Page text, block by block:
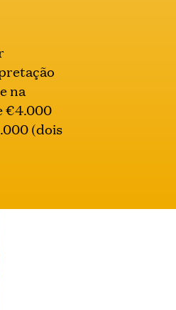
na
€4.000
(dois